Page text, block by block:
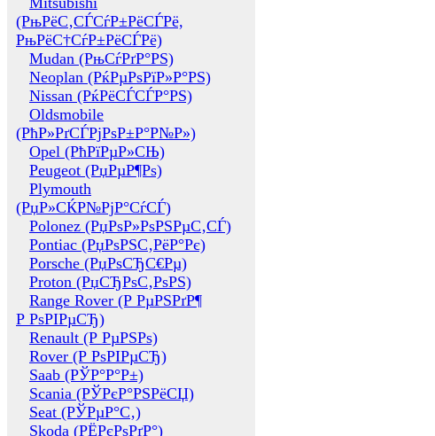
(РњРёС‚СЃСѓР±РёСЃРё,
РњРёС†СѓР±РёСЃРё)
Mudan (РњСѓРґР°РЅ)
Neoplan (РќРµРѕРїР»Р°РЅ)
Nissan (РќРёСЃСЃР°РЅ)
Oldsmobile
(РћР»РґСЃРјРѕР±Р°Р№Р»)
Opel (РћРїРµР»СЊ)
Peugeot (РџРµР¶Рѕ)
Plymouth
(РџР»СЌР№РјР°СѓСЃ)
Polonez (РџРѕР»РѕРЅРµС‚СЃ)
Pontiac (РџРѕРЅС‚РёР°Рє)
Porsche (РџРѕСЂС€Рµ)
Proton (РџСЂРѕС‚РѕРЅ)
Range Rover (Р РµРЅРґР¶
Р РѕРІРµСЂ)
Renault (Р РµРЅРѕ)
Rover (Р РѕРІРµСЂ)
Saab (РЎР°Р°Р±)
Scania (РЎРєР°РЅРёСЏ)
Seat (РЎРµР°С‚)
Skoda (РЁРєРѕРґР°)